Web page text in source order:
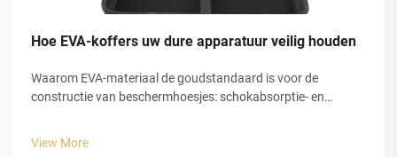
Hoe EVA-koffers uw dure apparatuur veilig houden
Waarom EVA-materiaal de goudstandaard is voor de
constructie van beschermhoesjes: schokabsorptie- en
View More